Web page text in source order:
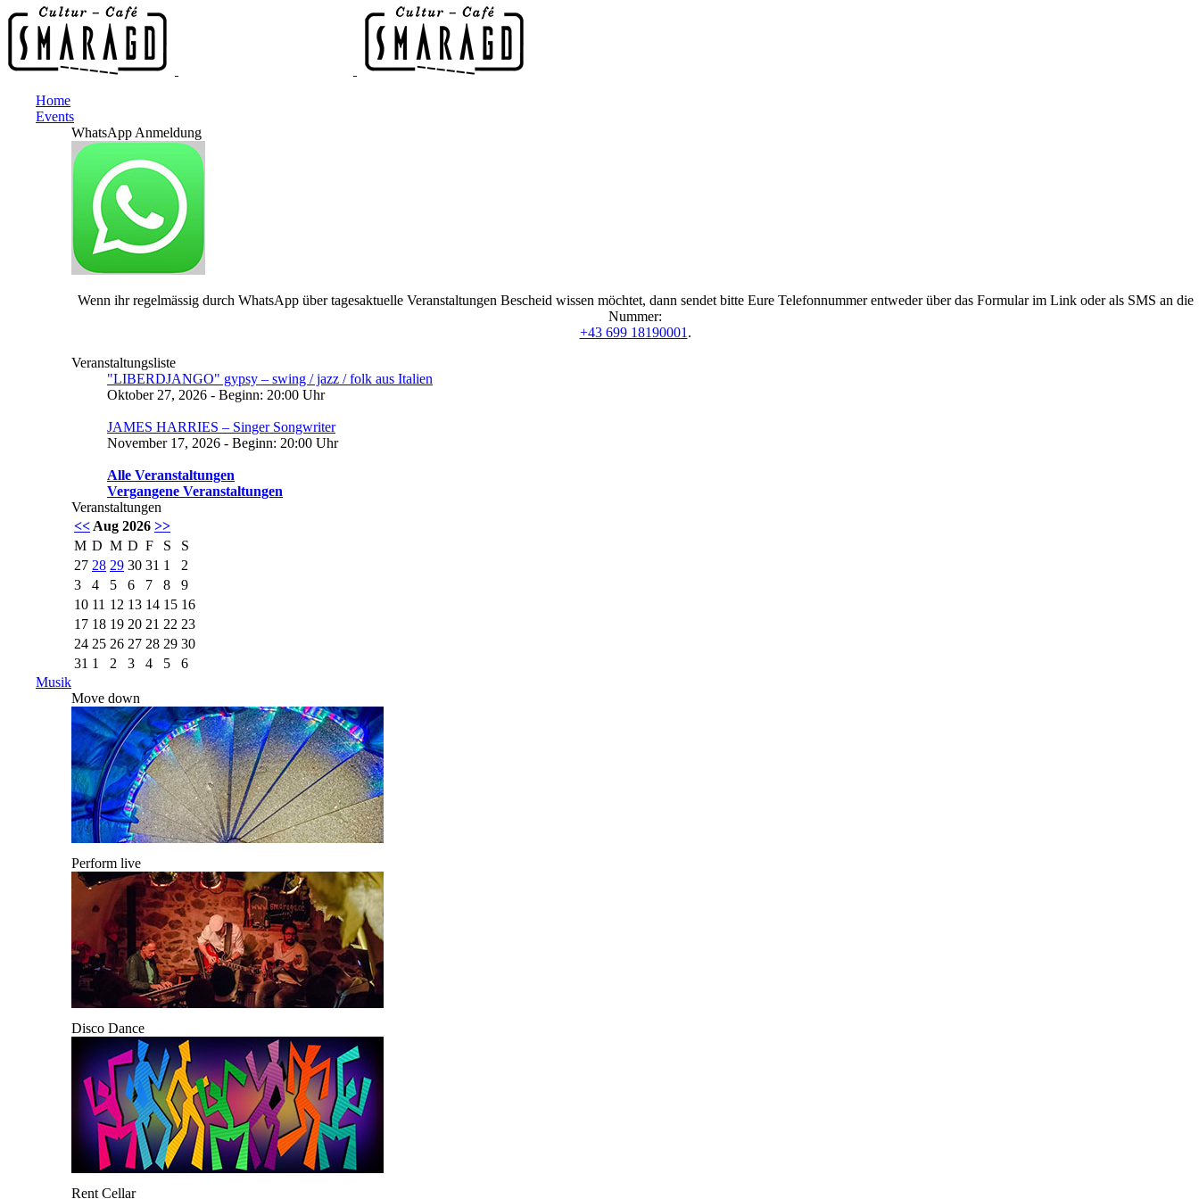
Home
Events
WhatsApp Anmeldung
Wenn ihr regelmässig durch WhatsApp über tagesaktuelle Veranstaltungen Bescheid wissen möchtet, dann sendet bitte Eure Telefonnummer entweder über das Formular im Link oder als SMS an die
Nummer:
+43 699 18190001 .
Veranstaltungsliste
"LIBERDJANGO" gypsy – swing / jazz / folk aus Italien
Oktober 27, 2026 - Beginn: 20:00 Uhr
JAMES HARRIES – Singer Songwriter
November 17, 2026 - Beginn: 20:00 Uhr
Alle Veranstaltungen
Vergangene Veranstaltungen
Veranstaltungen
<< Aug 2026 >>
M D M D F S
S
27 28 29 30 31 1
2
3
4 5 6 7 8
9
10 11 12 13 14 15 16
17 18 19 20 21 22 23
24 25 26 27 28 29 30
31 1 2 3 4 5
6
Musik
Move down
Perform live
Disco Dance
Rent Cellar